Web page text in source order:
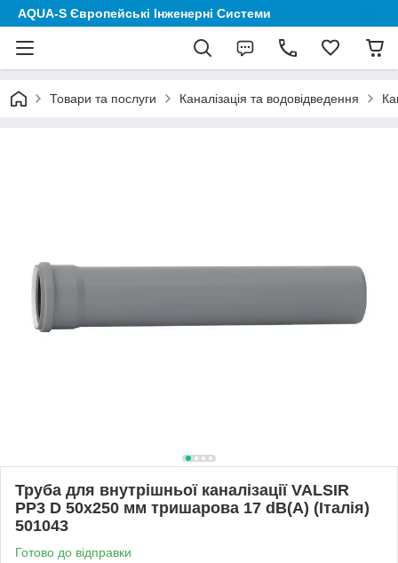
AQUA-S Європейські Інженерні Системи
Товари та послуги Каналізація та водовідведення
Труба для внутрішньої каналізації VALSIR
PP3 D 50x250 мм тришарова 17 dB(A) (Італія)
501043
Готово до відправки